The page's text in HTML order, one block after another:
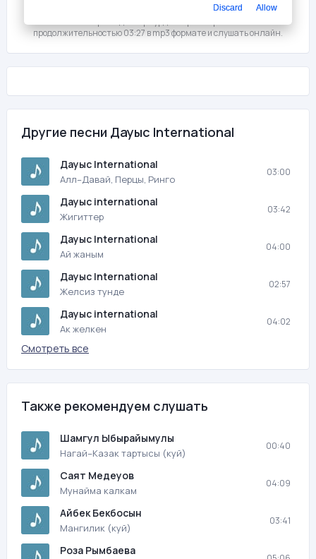
На этой странице вы можете скачать песню бесплатно Дауыс
продолжительностью 03:27 в mp3 формате и слушать онлайн.
Другие песни Дауыс International
Дауыс International
Алл–Давай, Перцы, Ринго
03:00
Дауыс international
Жигиттер
03:42
Дауыс International
Ай жаным
04:00
Дауыс International
Желсиз тунде
02:57
Дауыс international
Ак желкен
04:02
Смотреть все
Также рекомендуем слушать
Шамгул Ыбырайымулы
Нагай–Казак тартысы (куй)
00:40
Саят Медеуов
Мунайма калкам
04:09
Айбек Бекбосын
Мангилик (куй)
03:41
Роза Рымбаева
Discard Allow